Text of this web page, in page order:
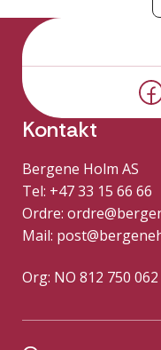
Kontakt
Bergene Holm AS
Tel: +47 33 15 66 66
Ordre:
Mail:
Org: NO 812 750 062